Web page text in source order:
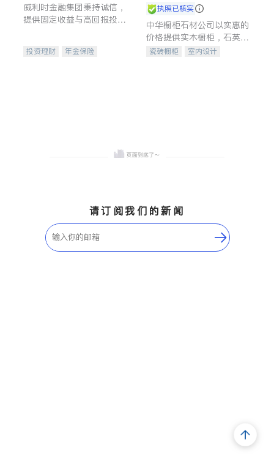
威利时金融集团秉持诚信，
提供固定收益与高回报投资
合，助力客户实现目标
投资理财
年金保险
执照已核实
中华橱柜石材公司以实惠的
价格提供实木橱柜，石英石
台面，多种优质不锈钢水
瓷砖橱柜
室内设计
请订阅我们的新闻